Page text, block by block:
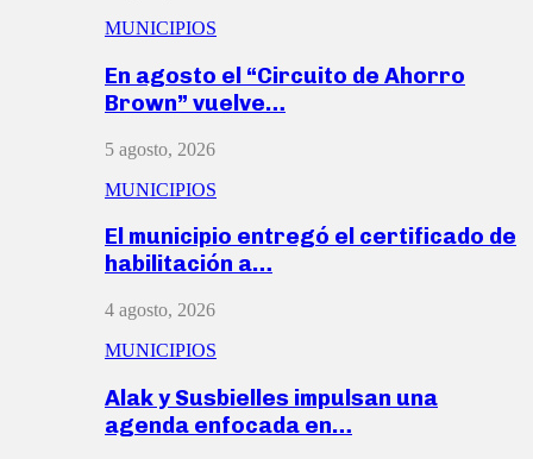
MUNICIPIOS
En agosto el “Circuito de Ahorro
Brown” vuelve…
5 agosto, 2026
MUNICIPIOS
El municipio entregó el certificado de
habilitación a…
4 agosto, 2026
MUNICIPIOS
Alak y Susbielles impulsan una
agenda enfocada en…